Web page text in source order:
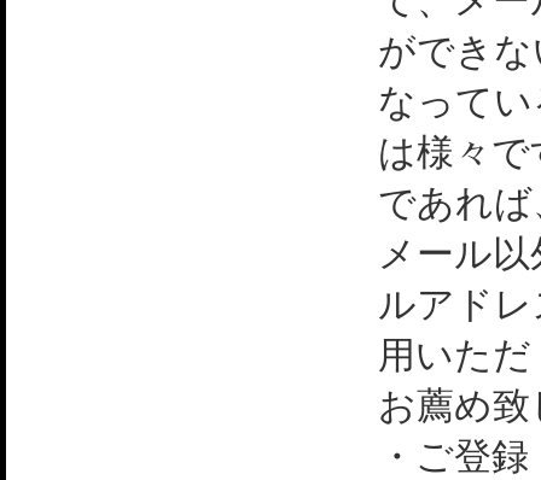
ができ
なって
は様々
であれ
メール
ルアド
用いた
お薦め
・ご登